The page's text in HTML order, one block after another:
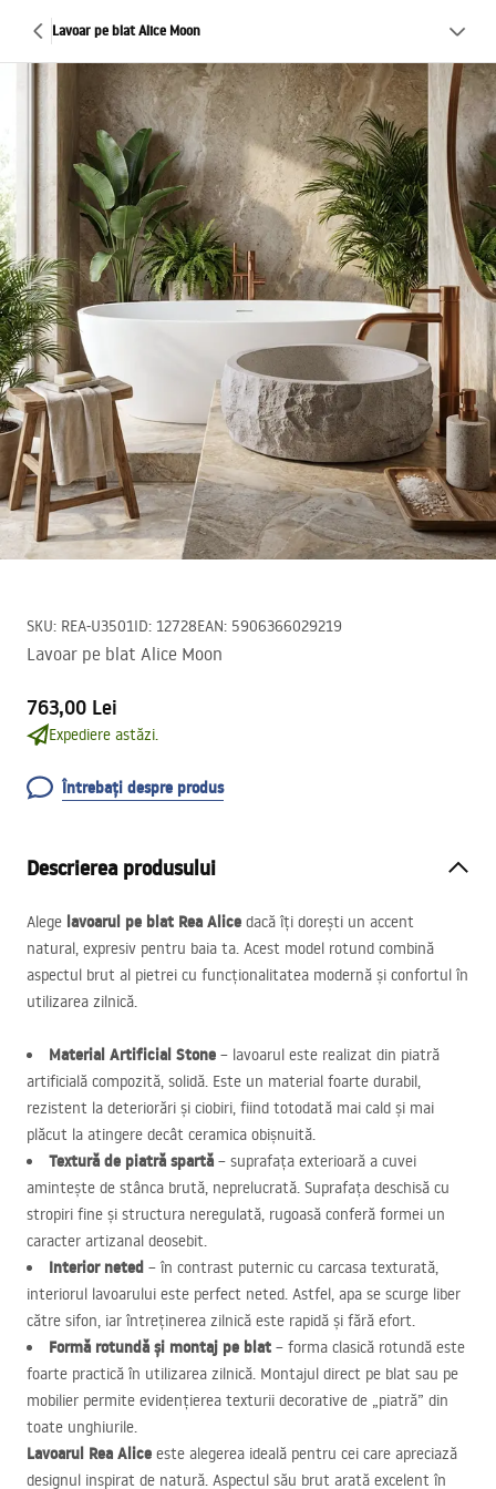
Lavoar pe blat Alice Moon
SKU: REA-U3501ID: 12728EAN: 5906366029219
Lavoar pe blat Alice Moon
763,00 Lei
Expediere astăzi.
Întrebați despre produs
Descrierea produsului
Alege lavoarul pe blat Rea Alice dacă îți dorești un accent
natural, expresiv pentru baia ta. Acest model rotund combină
aspectul brut al pietrei cu funcționalitatea modernă și confortul în
utilizarea zilnică.
Material Artificial Stone – lavoarul este realizat din piatră
artificială compozită, solidă. Este un material foarte durabil,
rezistent la deteriorări și ciobiri, fiind totodată mai cald și mai
plăcut la atingere decât ceramica obișnuită.
Textură de piatră spartă – suprafața exterioară a cuvei
amintește de stânca brută, neprelucrată. Suprafața deschisă cu
stropiri fine și structura neregulată, rugoasă conferă formei un
caracter artizanal deosebit.
Interior neted – în contrast puternic cu carcasa texturată,
interiorul lavoarului este perfect neted. Astfel, apa se scurge liber
către sifon, iar întreținerea zilnică este rapidă și fără efort.
Formă rotundă și montaj pe blat – forma clasică rotundă este
foarte practică în utilizarea zilnică. Montajul direct pe blat sau pe
mobilier permite evidențierea texturii decorative de „piatră” din
toate unghiurile.
Lavoarul Rea Alice este alegerea ideală pentru cei care apreciază
designul inspirat de natură. Aspectul său brut arată excelent în